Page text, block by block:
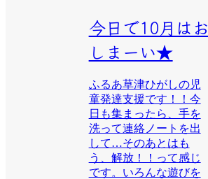
今日で10月はお
しまーい★
ふるあ草津ひがしの児
童発達支援です！！今
日も集まったら、手を
洗って連絡ノートを出
して…そのあとはも
う、解放！！って感じ
です。いろんな遊びを